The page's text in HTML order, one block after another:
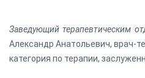
Заведующий терапевтическим
Александр Анатольевич, врач-
категория по терапии,